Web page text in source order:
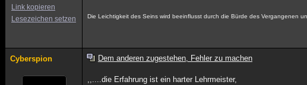
Link kopieren
Lesezeichen setzen
Die Leichtigkeit des Seins wird beeinflusst durch die Bürde des Vergangenen
Cyberspion Dem anderen zugestehen, Fehler zu machen
,,....die Erfahrung ist ein harter Lehrmeister,